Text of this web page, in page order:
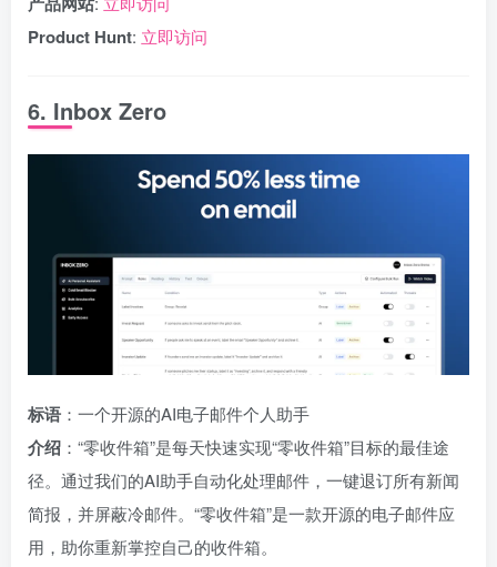
Product Hunt: 立即访问
6. Inbox Zero
标语 ：一个开源的AI电子邮件个人助手
介绍 ：“零收件箱”是每天快速实现“零收件箱”目标的最佳途
径。通过我们的AI助手自动化处理邮件，一键退订所有新闻
简报，并屏蔽冷邮件。“零收件箱”是一款开源的电子邮件应
用，助你重新掌控自己的收件箱。